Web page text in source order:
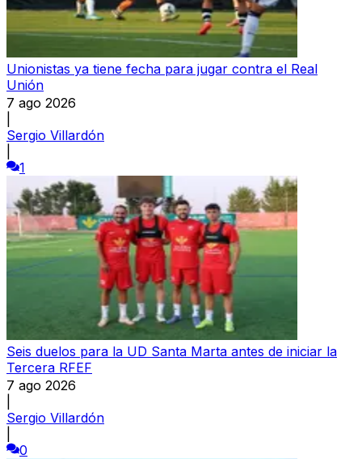
Unionistas ya tiene fecha para jugar contra el Real
Unión
7 ago 2026
Sergio Villardón
1
Seis duelos para la UD Santa Marta antes de iniciar la
Tercera RFEF
7 ago 2026
Sergio Villardón
0